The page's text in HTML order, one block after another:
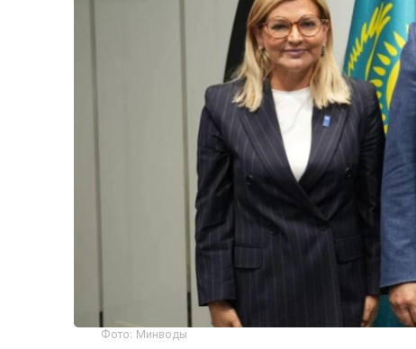
Фото: Минводы